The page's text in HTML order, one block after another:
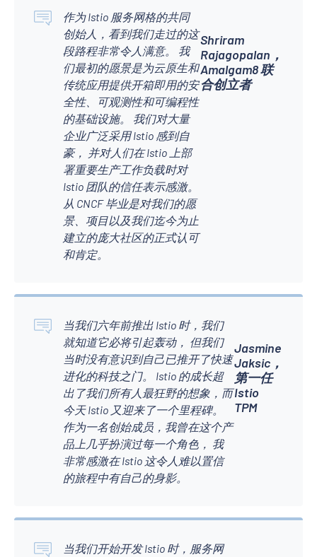
作为 Istio 服务网格的共同
创始人，看到我们走过的这
段路程非常令人满意。 我
们最初的愿景是为云原生和
传统应用提供开箱即用的安
全性、可观测性和可编程性
的基础设施。 我们对大量
企业广泛采用 Istio 感到自
豪， 并对人们在 Istio 上部
署重要生产工作负载时对
Istio 团队的信任表示感激。
从 CNCF 毕业是对我们的愿
景、项目以及我们迄今为止
建立的庞大社区的正式认可
和肯定。
Shriram
Rajagopalan，
Amalgam8 联
合创立者
当我们六年前推出 Istio 时，我们
就知道它必将引起轰动， 但我们
当时没有意识到自己已推开了快速
进化的科技之门。 Istio 的成长超
出了我们所有人最狂野的想象，而
今天 Istio 又迎来了一个里程碑。
作为一名创始成员，我曾在这个产
品上几乎扮演过每一个角色， 我
非常感激在 Istio 这令人难以置信
的旅程中有自己的身影。
Jasmine
Jaksic，
第一任
Istio
TPM
当我们开始开发 Istio 时，服务网